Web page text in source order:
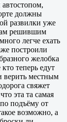
должны
развилки уже
решившим
легче ехать
построили
желобка
теперь едут
верить местным
свяжет
эта та самая
подъёму от
возможно, а